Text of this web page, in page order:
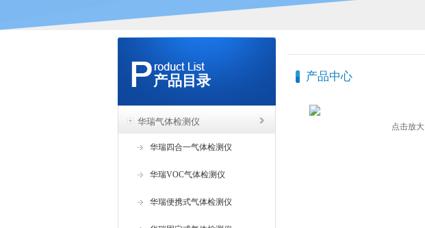
产品目录
华瑞气体检测仪
华瑞四合一气体检测仪
华瑞VOC气体检测仪
华瑞便携式气体检测仪
产品中心
点击放大